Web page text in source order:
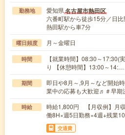
勤務地 愛知県名古屋市熱田区
六番町駅から徒歩15分／日
熱田駅から車7分
曜日頻度 月～金曜日
時間
【就業時間】08:30～17:30(
り 【休憩時間】13:00～14:…
期間
即日や8月～,9月～など開始
業中の応募も大歓迎♬＃早期
時給
時給1,800円 【月収例】月
働8H×週5日勤務×4週+残業
交通費